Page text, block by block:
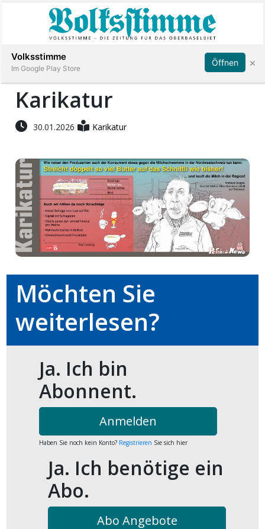
Immobilien
Stellen
E-
Paper
Abonnieren Anmelden
Karikatur
30.01.2026 Karikatur
Möchten Sie
weiterlesen?
Ja. Ich bin
Abonnent.
Anmelden
Haben Sie noch kein Konto? Registrieren Sie sich hier
Ja. Ich benötige ein
Abo.
Abo Angebote
Volksstimme
Im Google Play Store
Öffnen ×